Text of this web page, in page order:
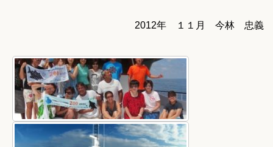
2012年 １１月 今林 忠義